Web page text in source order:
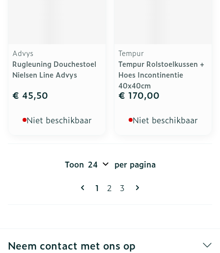
Advys
Rugleuning Douchestoel
Nielsen Line Advys
€ 45,50
Niet beschikbaar
Tempur
Tempur Rolstoelkussen +
Hoes Incontinentie
40x40cm
€ 170,00
Niet beschikbaar
Pagina's
U lees momenteel pagina
1 Pagina
2 Pagina
3
Toon per pagina
Neem contact met ons op